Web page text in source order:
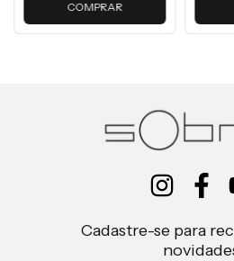
COMPRAR
Cadastre-se para